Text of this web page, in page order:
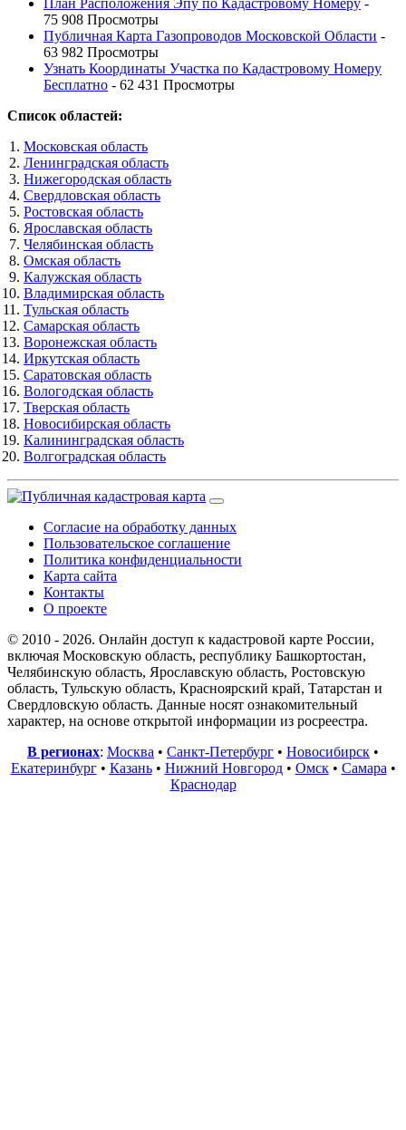
75 908 Просмотры
Публичная Карта Газопроводов Московской Области -
63 982 Просмотры
Узнать Координаты Участка по Кадастровому Номеру
Бесплатно - 62 431 Просмотры
Список областей:
Московская область
Ленинградская область
Нижегородская область
Свердловская область
Ростовская область
Ярославская область
Челябинская область
Омская область
Калужская область
Владимирская область
Тульская область
Самарская область
Воронежская область
Иркутская область
Саратовская область
Вологодская область
Тверская область
Новосибирская область
Калининградская область
Волгоградская область
Согласие на обработку данных
Пользовательское соглашение
Политика конфиденциальности
Карта сайта
Контакты
О проекте
© 2010 - 2026. Онлайн доступ к кадастровой карте России,
включая Московскую область, республику Башкортостан,
Челябинскую область, Ярославскую область, Ростовскую
область, Тульскую область, Красноярский край, Татарстан и
Свердловскую область. Данные носят ознакомительный
характер, на основе открытой информации из росреестра.
В регионах: Москва • Санкт-Петербург • Новосибирск •
Екатеринбург• Казань• Нижний Новгород• Омск• Самара •
Краснодар